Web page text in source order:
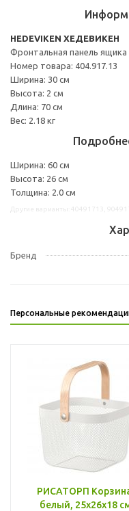
HEDEVIKEN ХЕДЕВИКЕН
Фронтальная панель ящика
Номер товара: 404.917.13
Ширина: 30 см
Высота: 2 см
Длина: 70 см
Вес: 2.18 кг
Ширина: 60 см
Высота: 26 см
Толщина: 2.0 см
Бренд
Персональные
РИСАТОРП
белый, 25x26x18